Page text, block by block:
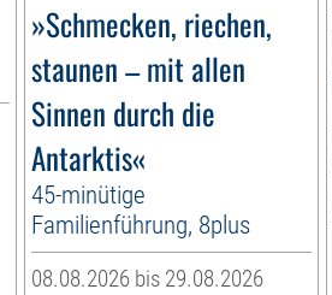
»Schmecken, riechen,
staunen – mit allen
Sinnen durch die
Antarktis«
45-minütige
Familienführung, 8plus
08.08.2026 bis 29.08.2026